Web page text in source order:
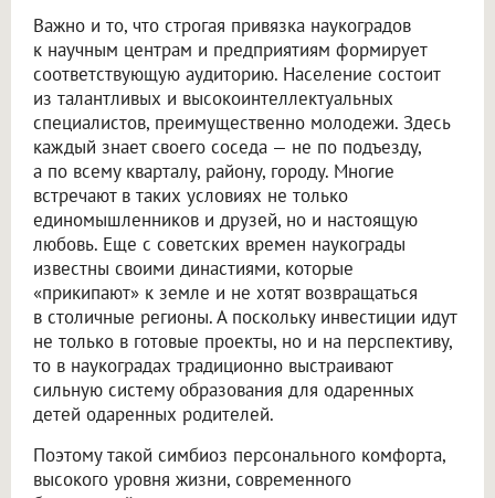
Важно и то, что строгая привязка наукоградов
к научным центрам и предприятиям формирует
соответствующую аудиторию. Население состоит
из талантливых и высокоинтеллектуальных
специалистов, преимущественно молодежи. Здесь
каждый знает своего соседа — не по подъезду,
а по всему кварталу, району, городу. Многие
встречают в таких условиях не только
единомышленников и друзей, но и настоящую
любовь. Еще с советских времен наукограды
известны своими династиями, которые
«прикипают» к земле и не хотят возвращаться
в столичные регионы. А поскольку инвестиции идут
не только в готовые проекты, но и на перспективу,
то в наукоградах традиционно выстраивают
сильную систему образования для одаренных
детей одаренных родителей.
Поэтому такой симбиоз персонального комфорта,
высокого уровня жизни, современного